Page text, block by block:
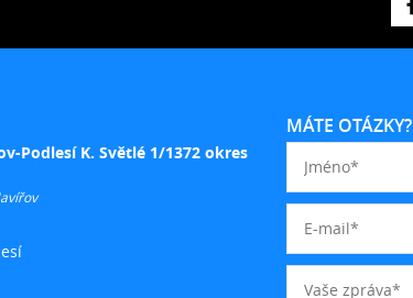
Podlesí K. Světlé 1/1372 okres
MÁTE